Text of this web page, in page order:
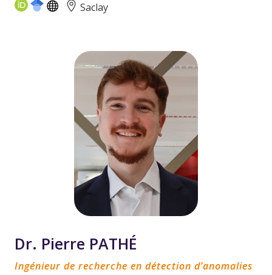
Saclay
Dr. Pierre PATHÉ
Ingénieur de recherche en détection d’anomalies